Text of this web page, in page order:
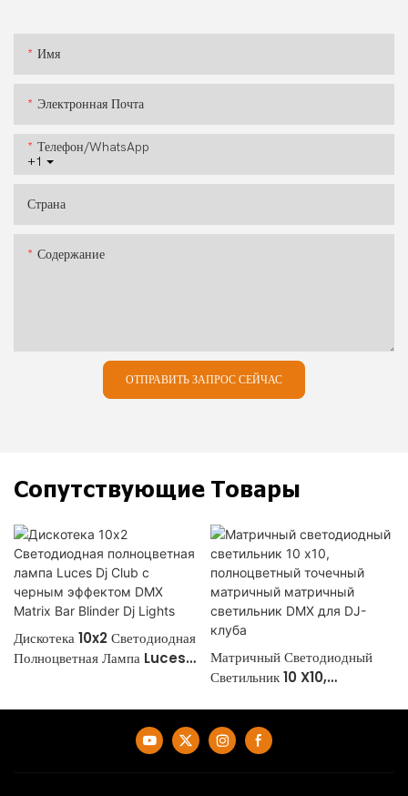
Имя
Электронная Почта
+1
Телефон/WhatsApp
Страна
Содержание
ОТПРАВИТЬ ЗАПРОС СЕЙЧАС
Сопутствующие Товары
Дискотека 10x2 Светодиодная
Полноцветная Лампа Luces
Матричный Светодиодный
Светильник 10 X10,
Светильник DMX Для DJ-
Клуба